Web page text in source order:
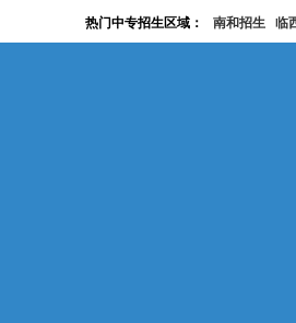
热门中专招生区域： 南和招生 临